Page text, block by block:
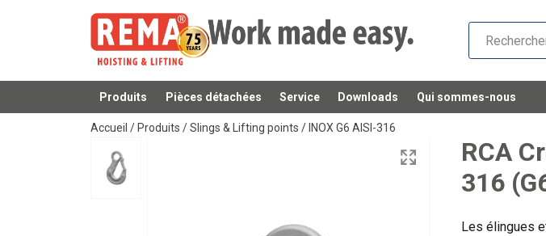
Produits Pièces détachées Service Downloads Qui sommes-nous
Ajouté au panier
Accueil / Produits /Slings & Lifting points / INOX G6 AISI-316
RCA
316
Les élingues
Manuels utilisateur